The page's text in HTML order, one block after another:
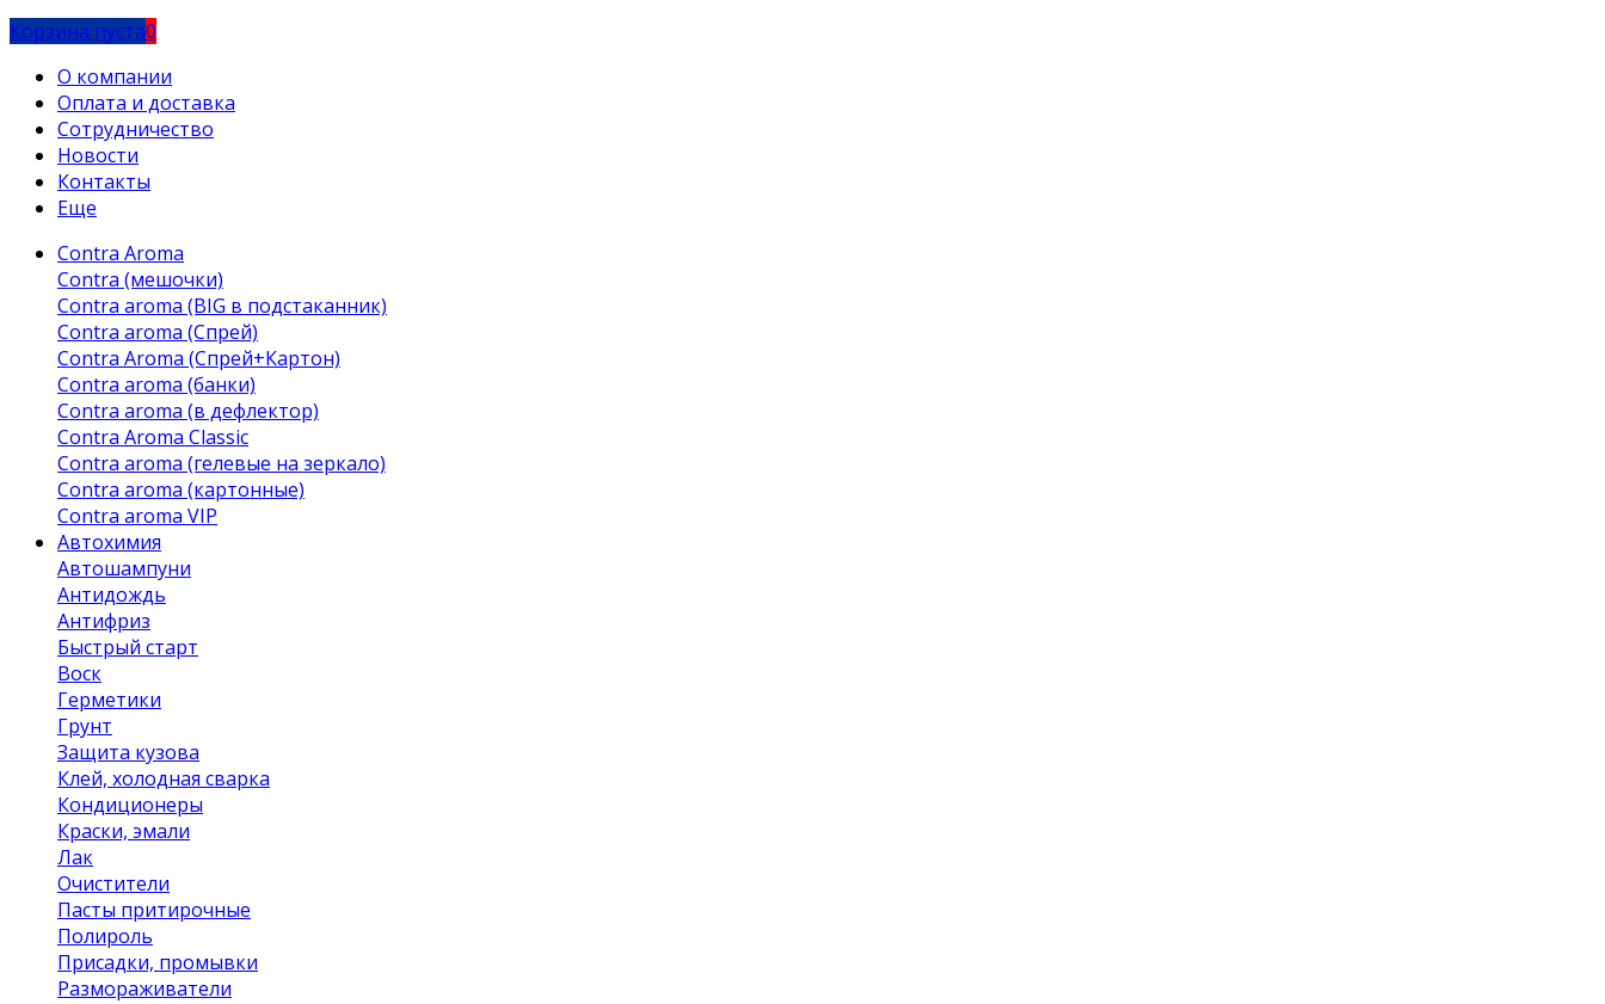
Корзина пуста0
О компании
Оплата и доставка
Сотрудничество
Новости
Контакты
Еще
Contra Aroma
Contra (мешочки)
Contra aroma (BIG в подстаканник)
Contra aroma (Спрей)
Contra Aroma (Спрей+Картон)
Contra aroma (банки)
Contra aroma (в дефлектор)
Contra Aroma Classic
Contra aroma (гелевые на зеркало)
Contra aroma (картонные)
Contra aroma VIP
Автохимия
Автошампуни
Антидождь
Антифриз
Быстрый старт
Воск
Герметики
Грунт
Защита кузова
Клей, холодная сварка
Кондиционеры
Краски, эмали
Лак
Очистители
Пасты притирочные
Полироль
Присадки, промывки
Размораживатели